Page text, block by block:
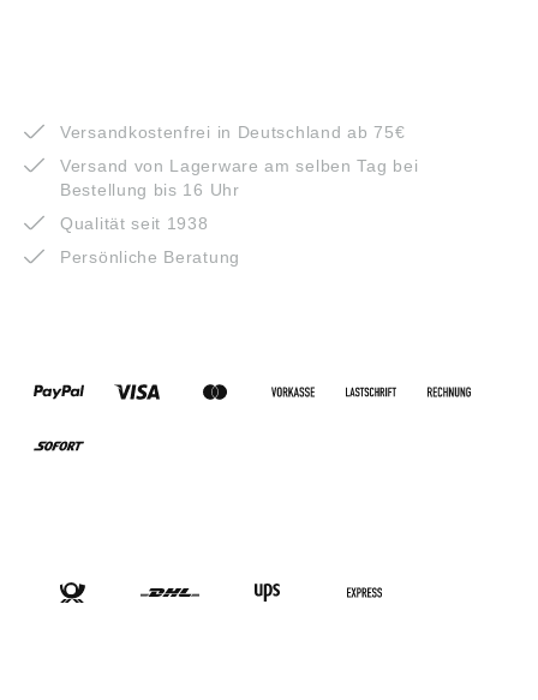
Versandkostenfrei in Deutschland ab 75€
Versand von Lagerware am selben Tag bei
Bestellung bis 16 Uhr
Qualität seit 1938
Persönliche Beratung